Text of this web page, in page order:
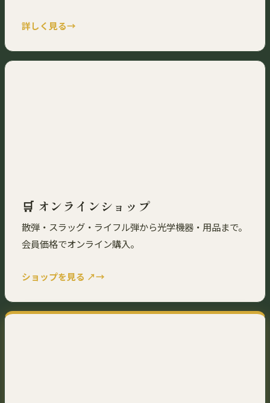
詳しく見る
🛒 オンラインショップ
散弾・スラッグ・ライフル弾から光学機器・用品まで。
会員価格でオンライン購入。
ショップを見る ↗